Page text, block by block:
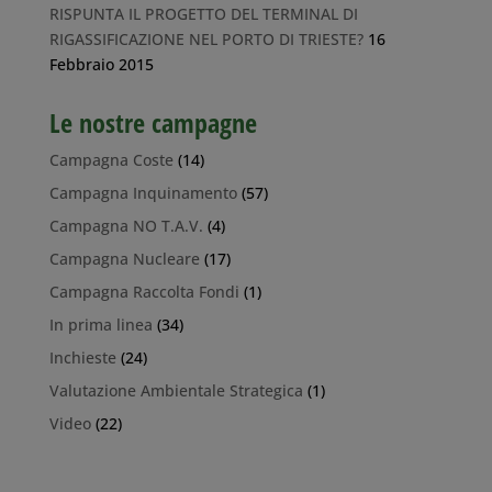
RISPUNTA IL PROGETTO DEL TERMINAL DI
RIGASSIFICAZIONE NEL PORTO DI TRIESTE? 16
Febbraio 2015
Le nostre campagne
Campagna Coste (14)
Campagna Inquinamento(57)
Campagna NO T.A.V. (4)
Campagna Nucleare (17)
Campagna Raccolta Fondi (1)
In prima linea (34)
Inchieste (24)
Valutazione Ambientale Strategica (1)
Video(22)